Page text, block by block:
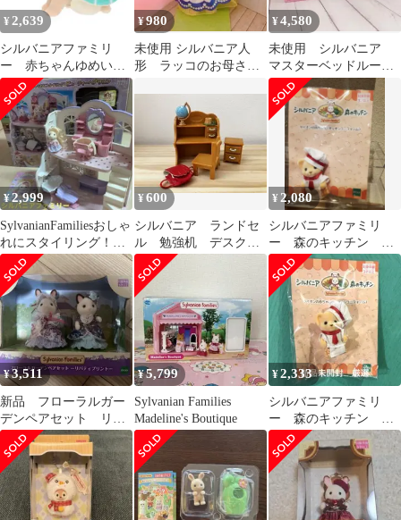
¥ 2,639
シルバニアファミリ
ー 赤ちゃんゆめいろ
マリン カメ みるく
ウサギの赤ちゃん
¥980
未使用 シルバニア人
形 ラッコのお母さ
¥4,580
未使用 シルバニア
マスターベッドルーム
セット Sylvanian
¥2,999
SylvanianFamiliesおしゃ
れにスタイリング！ビ
ューティーヘアサロン
¥600
シルバニア ランドセ
ル 勉強机 デスクセ
ット
¥ 2,080
シルバニアファミリ
ー 森のキッチン ラ
イオンの赤ちゃん ロ
ーレンス
¥3,511
新品 フローラルガー
デンペアセット リバ
ティプリント 人形
シルバニア ペア
¥5,799
Sylvanian Families
Madeline's Boutique
¥2,333
シルバニアファミリ
ー 森のキッチン ラ
イオンの赤ちゃん ロ
ーレンス